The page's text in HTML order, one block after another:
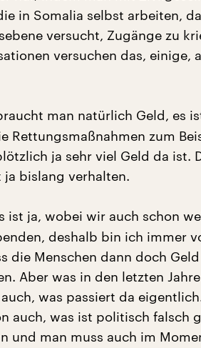
in Somalia selbst arbeiten,
versucht, Zugänge zu
versuchen das, einige,
man natürlich Geld, es
Rettungsmaßnahmen zum
ja sehr viel Geld da ist.
ja bislang verhalten.
ist ja, wobei wir auch schon
deshalb bin ich immer
die Menschen dann doch
Aber was in den letzten
was passiert da
auch, was ist politisch falsch
und man muss auch im